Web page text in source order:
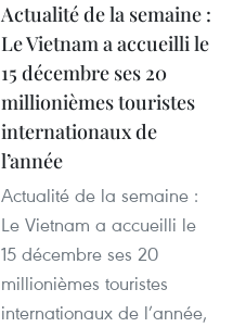
Actualité de la semaine :
Le Vietnam a accueilli le
15 décembre ses 20
millionièmes touristes
internationaux de
l’année
Actualité de la semaine :
Le Vietnam a accueilli le
15 décembre ses 20
millionièmes touristes
internationaux de l’année,